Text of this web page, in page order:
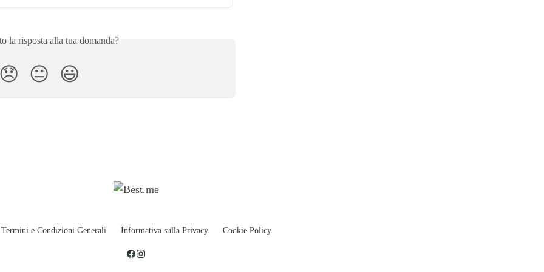
la risposta alla tua domanda?
😞 😐 😃
Termini e Condizioni Generali Informativa sulla Privacy Cookie Policy